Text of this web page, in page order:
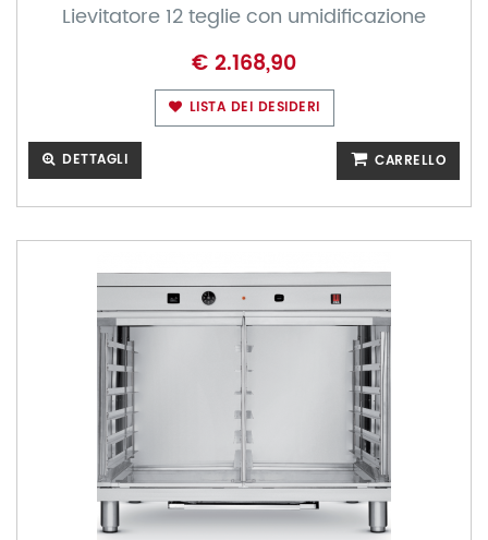
Lievitatore 12 teglie con umidificazione
€ 2.168,90
LISTA DEI DESIDERI
DETTAGLI CARRELLO